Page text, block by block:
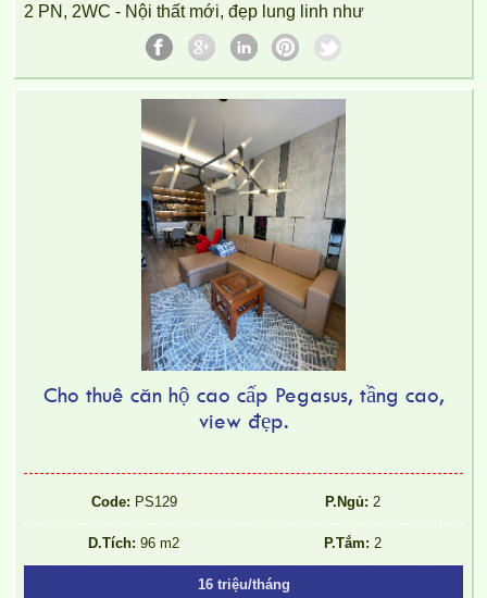
2 PN, 2WC - Nội thất mới, đẹp lung linh như
Cho thuê căn hộ cao cấp Pegasus, tầng cao,
view đẹp.
Code: PS129 P.Ngủ: 2
D.Tích: 96 m2 P.Tắm: 2
16 triệu/tháng